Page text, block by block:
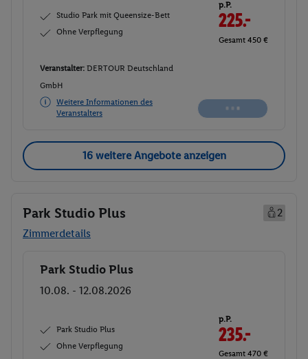
Studio Park mit Queensize-Bett
Ohne Verpflegung
p.P.
225.-
Gesamt 450 €
Veranstalter: DERTOUR Deutschland
GmbH
Weitere Informationen des
Veranstalters
16 weitere Angebote anzeigen
Park Studio Plus
2
Zimmerdetails
Buchen
Park Studio Plus
10.08. - 12.08.2026
Park Studio Plus
Ohne Verpflegung
p.P.
235.-
Gesamt 470 €